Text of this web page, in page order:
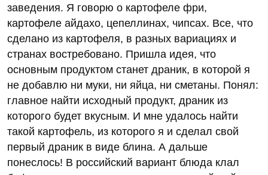
заведения. Я говорю о картофеле фри,
картофеле айдахо, цепеллинах, чипсах. Все, что
сделано из картофеля, в разных вариациях и
странах востребовано. Пришла идея, что
основным продуктом станет драник, в которой я
не добавлю ни муки, ни яйца, ни сметаны. Понял:
главное найти исходный продукт, драник из
которого будет вкусным. И мне удалось найти
такой картофель, из которого я и сделал свой
первый драник в виде блина. А дальше
понеслось! В российский вариант блюда клал